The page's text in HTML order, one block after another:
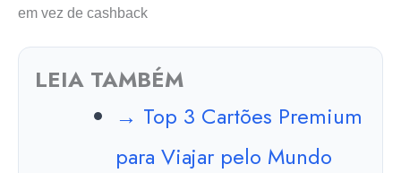
em vez de cashback
LEIA TAMBÉM
→ Top 3 Cartões Premium
para Viajar pelo Mundo